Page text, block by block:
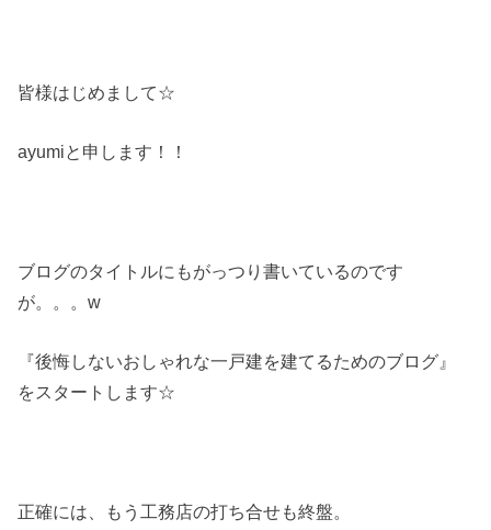
皆様はじめまして☆
ayumiと申します！！
ブログのタイトルにもがっつり書いているのです
が。。。w
『後悔しないおしゃれな一戸建を建てるためのブログ』
をスタートします☆
正確には、もう工務店の打ち合せも終盤。